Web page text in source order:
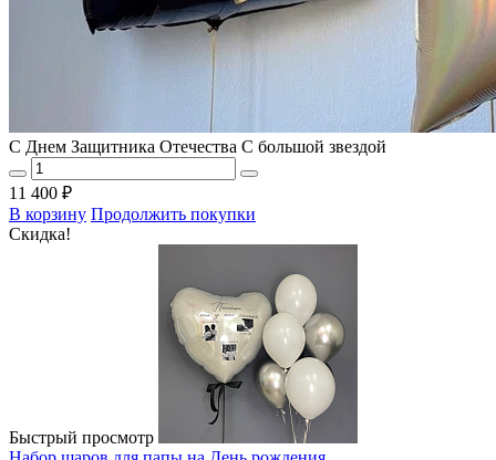
С Днем Защитника Отечества С большой звездой
11 400 ₽
В корзину Продолжить покупки
Скидка!
Быстрый просмотр